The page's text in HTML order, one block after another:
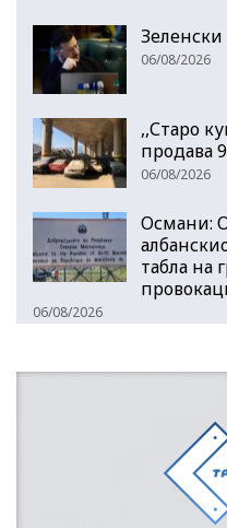
Зеленски
06/08/2026
,,Старо
продава
06/08/2026
Османи:
табла на
06/08/2026